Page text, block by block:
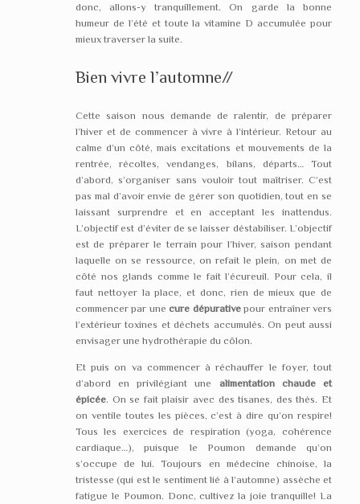
donc, allons-y tranquillement. On garde la bonne
humeur de l’été et toute la vitamine D accumulée pour
mieux traverser la suite.
Bien vivre l’automne//
Cette saison nous demande de ralentir, de préparer
l’hiver et de commencer à vivre à l’intérieur. Retour au
calme d’un côté, mais excitations et mouvements de la
rentrée, récoltes, vendanges, bilans, départs… Tout
d’abord, s’organiser sans vouloir tout maîtriser. C’est
pas mal d’avoir envie de gérer son quotidien, tout en se
laissant surprendre et en acceptant les inattendus.
L’objectif est d’éviter de se laisser déstabiliser. L’objectif
est de préparer le terrain pour l’hiver, saison pendant
laquelle on se ressource, on refait le plein, on met de
côté nos glands comme le fait l’écureuil. Pour cela, il
faut nettoyer la place, et donc, rien de mieux que de
commencer par unecure dépurativepour entraîner vers
l’extérieur toxines et déchets accumulés. On peut aussi
envisager une hydrothérapie du côlon.
Et puis on va commencer à réchauffer le foyer, tout
d’abord en privilégiant une alimentation chaude et
épicée. On se fait plaisir avec des tisanes, des thés. Et
on ventile toutes les pièces, c’est à dire qu’on respire!
Tous les exercices de respiration (yoga, cohérence
cardiaque…), puisque le Poumon demande qu’on
s’occupe de lui. Toujours en médecine chinoise, la
tristesse (qui est le sentiment lié à l’automne) assèche et
fatigue le Poumon. Donc, cultivez la joie tranquille! La